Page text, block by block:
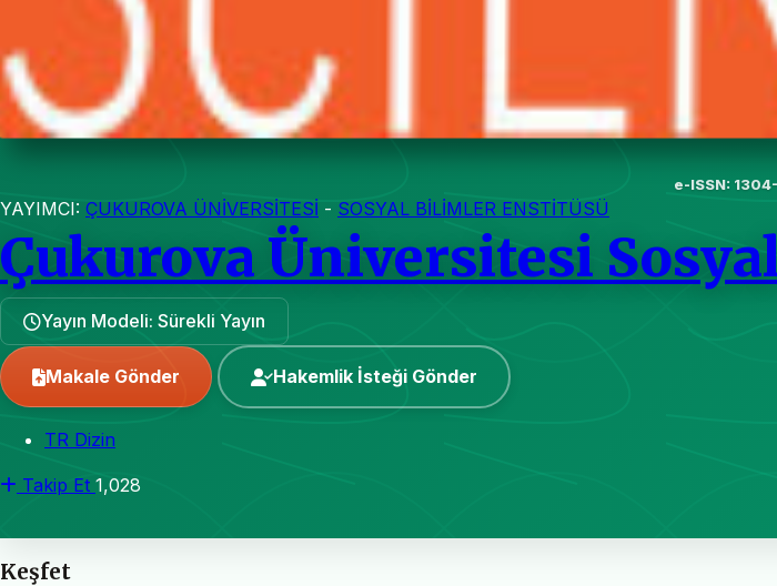
e-ISSN:
YAYIMCI: ÇUKUROVA ÜNİVERSİTESİ - SOSYAL BİLİMLER ENSTİTÜSÜ
Çukurova Üniversitesi
Yayın Modeli: Sürekli Yayın
Makale Gönder Hakemlik İsteği Gönder
TR Dizin
Takip Et 1,028
Keşfet